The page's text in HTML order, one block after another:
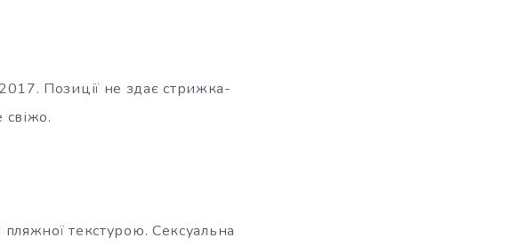
Позиції не здає стрижка-
свіжо.
текстурою. Сексуальна